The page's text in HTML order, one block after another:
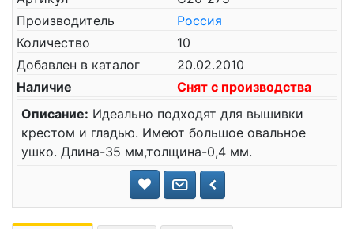
Производитель
Россия
Количество
10
Добавлен в каталог
20.02.2010
Наличие
Снят с производства
Описание: Идеально подходят для вышивки
крестом и гладью. Имеют большое овальное
ушко. Длина-35 мм,толщина-0,4 мм.